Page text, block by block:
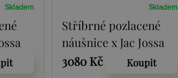
Skladem Skladem
Stříbrné pozlacené
náušnice x Jac Jossa
Soul DE660
3080 Kč Koupit